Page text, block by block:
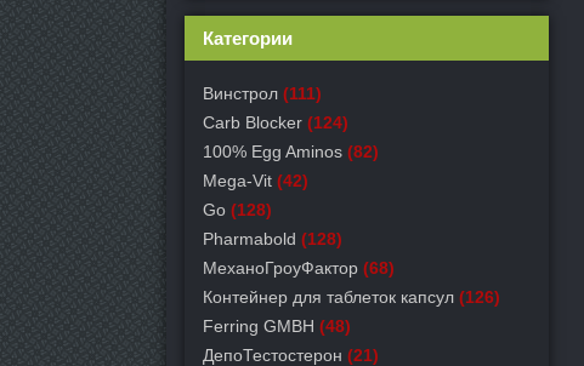
Категории
Винстрол (111)
Carb Blocker (124)
100% Egg Aminos (82)
Mega-Vit (42)
Go (128)
Pharmabold (128)
МеханоГроуФактор (68)
Контейнер для таблеток капсул (126)
Ferring GMBH (48)
ДепоТестостерон (21)